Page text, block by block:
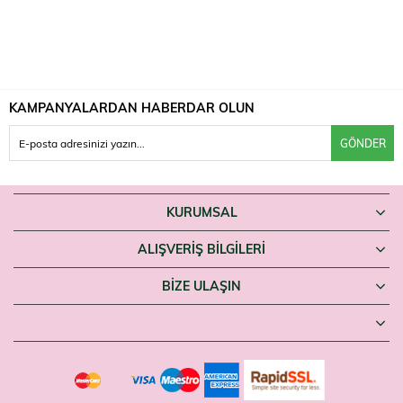
KAMPANYALARDAN HABERDAR OLUN
GÖNDER
KURUMSAL
ALIŞVERİŞ BİLGİLERİ
BIZE ULAŞIN